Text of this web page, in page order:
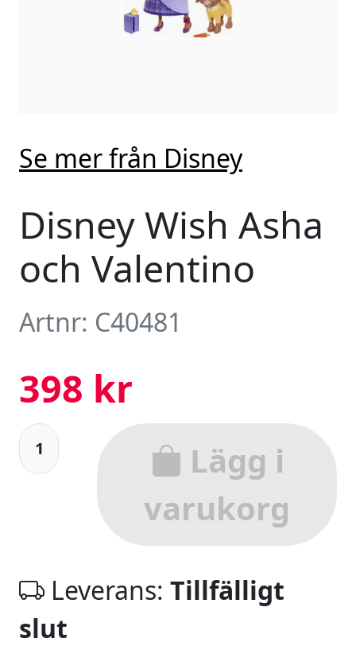
Se mer från Disney
Disney Wish Asha
och Valentino
Artnr: C40481
398 kr
Lägg i
varukorg
Leverans: Tillfälligt
slut